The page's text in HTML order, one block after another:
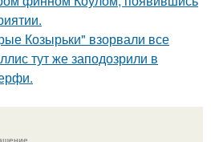
Козырьки" взорвали все
тут же заподозрили в